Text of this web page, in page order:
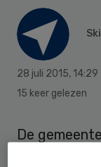
28 juli 2015, 14:29
15 keer gelezen
De